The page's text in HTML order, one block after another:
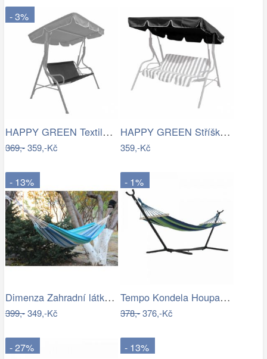
- 3%
HAPPY GREEN Textilní sedák na houpačku,…
369,-359,-Kč
HAPPY GREEN Stříška na houpačku,…
359,-Kč
- 13%
Dimenza Zahradní látková houpací síť -…
399,-349,-Kč
- 1%
Tempo Kondela Houpací síť EVANA NEW -…
378,-376,-Kč
- 27% - 13%